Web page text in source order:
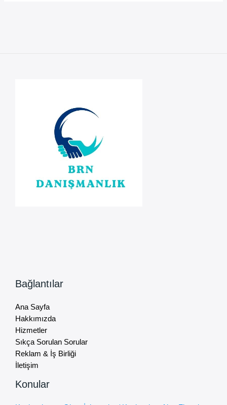
Bağlantılar
Ana Sayfa
Hakkımızda
Hizmetler
Sıkça Sorulan Sorular
Reklam & İş Birliği
İletişim
Konular